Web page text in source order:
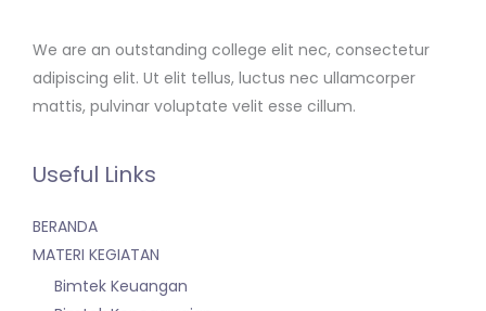
We are an outstanding college elit nec, consectetur
adipiscing elit. Ut elit tellus, luctus nec ullamcorper
mattis, pulvinar voluptate velit esse cillum.
Useful Links
BERANDA
MATERI KEGIATAN
Bimtek Keuangan